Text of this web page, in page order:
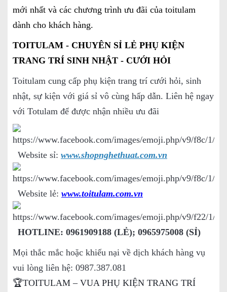
mới nhất và các chương trình ưu đãi của toitulam
dành cho khách hàng.
TOITULAM - CHUYÊN SỈ LẺ PHỤ KIỆN
TRANG TRÍ SINH NHẬT - CƯỚI HỎI
Toitulam cung cấp phụ kiện trang trí cưới hỏi, sinh
nhật, sự kiện với giá sỉ vô cùng hấp dẫn. Liên hệ ngay
với Totulam để được nhận nhiều ưu đãi
Website sỉ: www.shopnghethuat.com.vn
Website lẻ: www.toitulam.com.vn
HOTLINE: 0961909188 (LẺ); 0965975008 (SỈ)
Mọi thắc mắc hoặc khiếu nại về dịch khách hàng vụ
vui lòng liên hệ: 0987.387.081
🏆TOITULAM – VUA PHỤ KIỆN TRANG TRÍ